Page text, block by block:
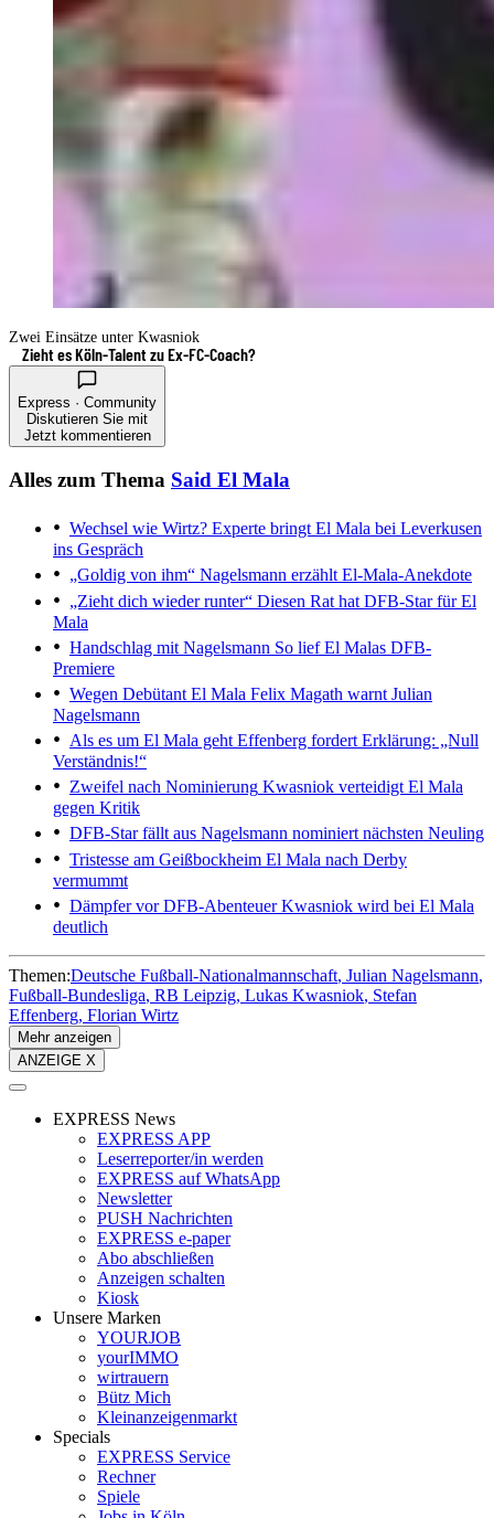
Zwei Einsätze unter Kwasniok
Zieht es Köln-Talent zu Ex-FC-Coach?
Express · Community
Diskutieren Sie mit
Jetzt kommentieren
Alles zum Thema Said El Mala
Wechsel wie Wirtz? Experte bringt El Mala bei Leverkusen
ins Gespräch
„Goldig von ihm“ Nagelsmann erzählt El-Mala-Anekdote
„Zieht dich wieder runter“ Diesen Rat hat DFB-Star für El
Mala
Handschlag mit Nagelsmann So lief El Malas DFB-
Premiere
Wegen Debütant El Mala Felix Magath warnt Julian
Nagelsmann
Als es um El Mala geht Effenberg fordert Erklärung: „Null
Verständnis!“
Zweifel nach Nominierung Kwasniok verteidigt El Mala
gegen Kritik
DFB-Star fällt aus Nagelsmann nominiert nächsten Neuling
Tristesse am Geißbockheim El Mala nach Derby
vermummt
Dämpfer vor DFB-AbenteuerKwasniok wird bei El Mala
deutlich
Themen:Deutsche Fußball-Nationalmannschaft Julian Nagelsmann
Fußball-Bundesliga RB Leipzig Lukas Kwasniok Stefan
Effenberg Florian Wirtz
Mehr anzeigen
ANZEIGE X
EXPRESS News
EXPRESS APP
Leserreporter/in werden
EXPRESS auf WhatsApp
Newsletter
PUSH Nachrichten
EXPRESS e-paper
Abo abschließen
Anzeigen schalten
Kiosk
Unsere Marken
YOURJOB
yourIMMO
wirtrauern
Bütz Mich
Kleinanzeigenmarkt
Specials
EXPRESS Service
Rechner
Spiele